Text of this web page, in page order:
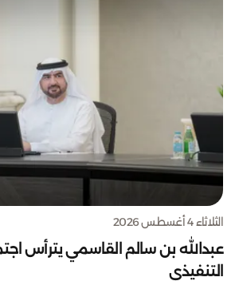
الثلاثاء 4 أغسطس 2026
عبدالله بن سالم القاسمي يترأس
التنفيذي